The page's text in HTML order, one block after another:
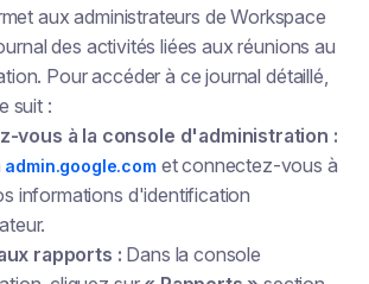
aux administrateurs de Workspace
des activités liées aux réunions au
Pour accéder à ce journal détaillé,
suit :
vous à la console d'administration :
admin.google.comet connectez-vous à
informations d'identification
rapports : Dans la console